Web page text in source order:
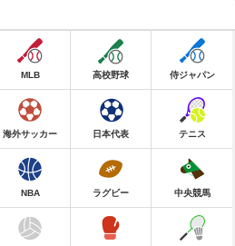
MLB 高校野球 侍ジャパン
海外サッカー 日本代表 テニス
NBA ラグビー 中央競馬